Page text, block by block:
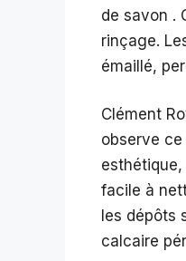
de savon .
rinçage.
émaillé,
Clément
observe ce
esthétique,
facile à
les dépôts
calcaire